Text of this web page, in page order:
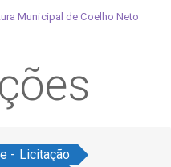
- Licitação